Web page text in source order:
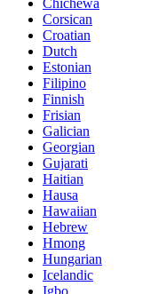
Chichewa
Corsican
Croatian
Dutch
Estonian
Filipino
Finnish
Frisian
Galician
Georgian
Gujarati
Haitian
Hausa
Hawaiian
Hebrew
Hmong
Hungarian
Icelandic